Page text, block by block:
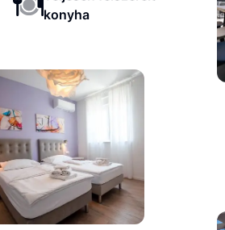
konyha